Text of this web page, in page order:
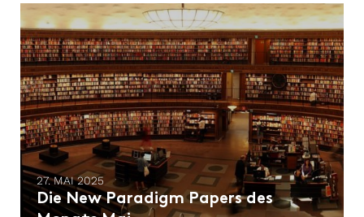
27. MAI 2025
Die New Paradigm Papers des